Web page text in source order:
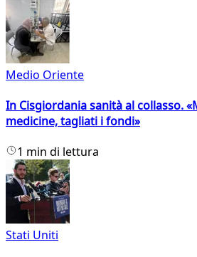
Medio Oriente
In Cisgiordania sanità al collasso.
medicine, tagliati i fondi»
1 min di lettura
Stati Uniti